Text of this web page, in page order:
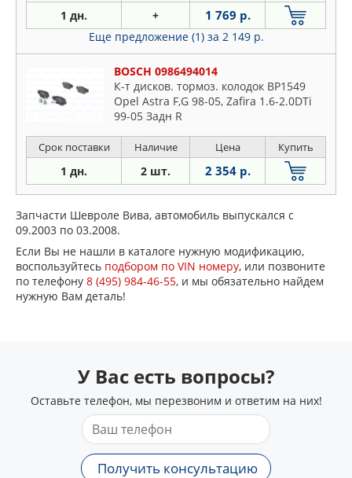
1 дн. + 1 769 р.
Еще предложение (1) за 2 149 р.
BOSCH 0986494014
К-т дисков. тормоз. колодок BP1549
Opel Astra F,G 98-05, Zafira 1.6-2.0DTi
99-05 Задн R
Срок поставки Наличие Цена Купить
1 дн. 2 шт. 2 354 р.
Запчасти Шевроле Вива, автомобиль выпускался с
09.2003 по 03.2008.
Если Вы не нашли в каталоге нужную модификацию,
воспользуйтесь подбором по VIN номеру, или позвоните
по телефону 8 (495) 984-46-55, и мы обязательно найдем
нужную Вам деталь!
У Вас есть вопросы?
Оставьте телефон, мы перезвоним и ответим на них!
Получить консультацию